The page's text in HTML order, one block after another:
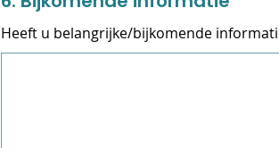
Heeft u belangrijke/bijkomende